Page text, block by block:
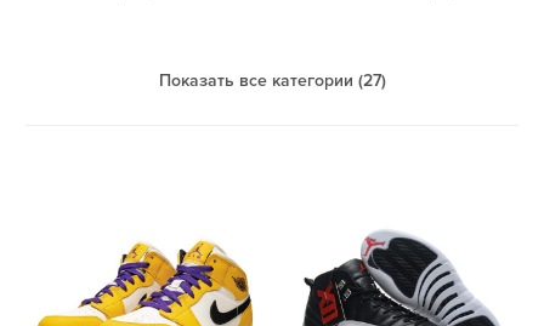
Показать все категории (27)